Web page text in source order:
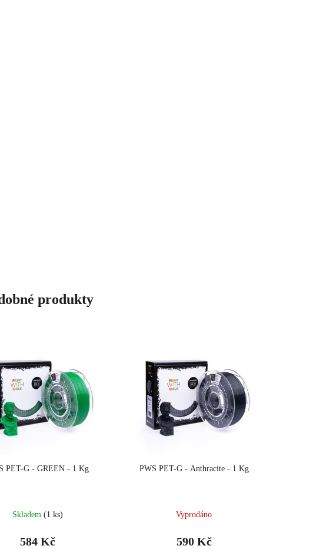
produkty
PET-G - GREEN - 1 Kg
Skladem (1 ks)
584 Kč
PWS PET-G - Anthracite - 1 Kg
Vyprodáno
590 Kč